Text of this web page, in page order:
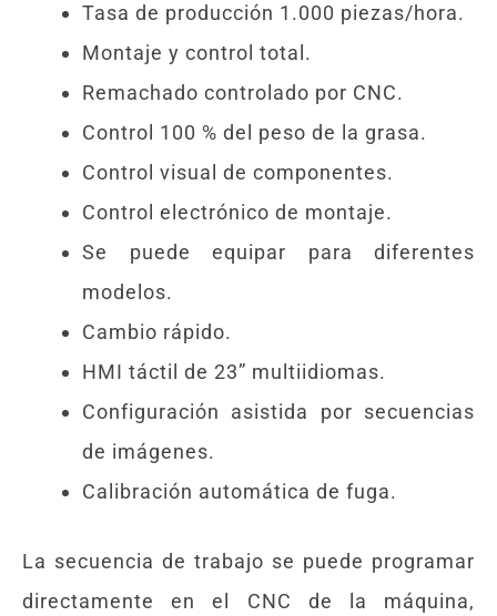
Tasa de producción 1.000 piezas/hora.
Montaje y control total.
Remachado controlado por CNC.
Control 100 % del peso de la grasa.
Control visual de componentes.
Control electrónico de montaje.
Se puede equipar para diferentes
modelos.
Cambio rápido.
HMI táctil de 23” multiidiomas.
Configuración asistida por secuencias
de imágenes.
Calibración automática de fuga.
La secuencia de trabajo se puede programar
directamente en el CNC de la máquina,